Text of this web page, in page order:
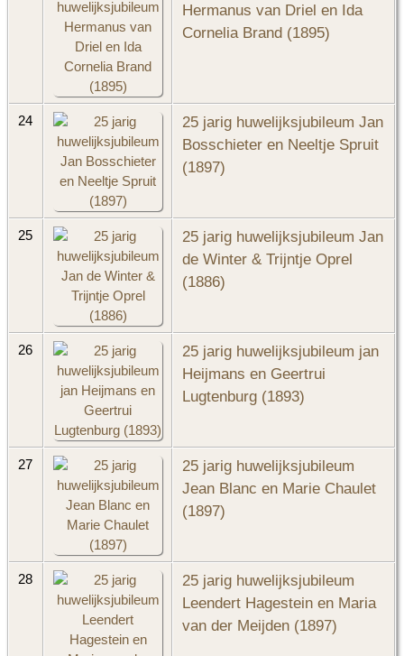
Hermanus van Driel en Ida
Cornelia Brand (1895)
24
25 jarig huwelijksjubileum Jan
Bosschieter en Neeltje Spruit
(1897)
25
25 jarig huwelijksjubileum Jan
de Winter & Trijntje Oprel
(1886)
26
25 jarig huwelijksjubileum jan
Heijmans en Geertrui
Lugtenburg (1893)
27
25 jarig huwelijksjubileum
Jean Blanc en Marie Chaulet
(1897)
28
25 jarig huwelijksjubileum
Leendert Hagestein en Maria
van der Meijden (1897)